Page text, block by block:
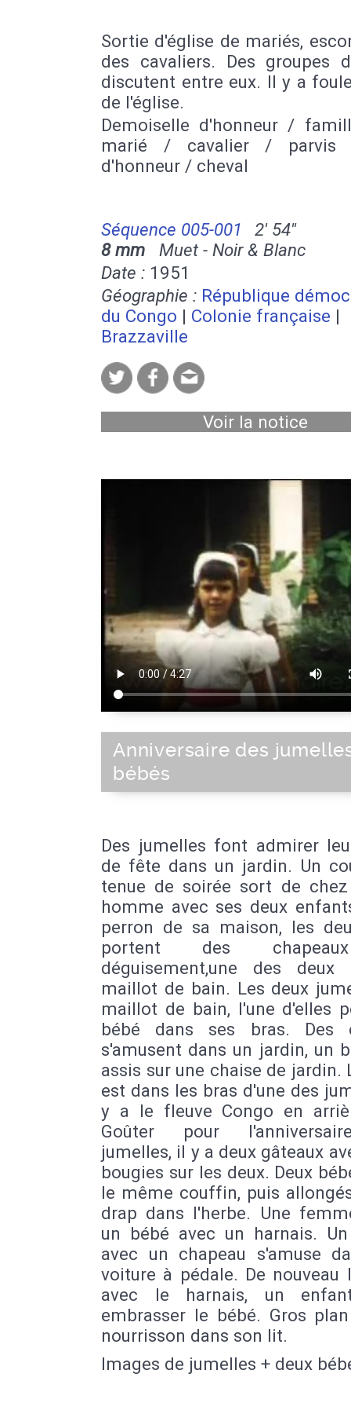
Sortie d'église de mariés,
des cavaliers. Des groupes
discutent entre eux. Il y a
de l'église.
Demoiselle d'honneur /
marié / cavalier / parvis
d'honneur / cheval
Séquence 005-001
2' 54''
8 mm Muet - Noir & Blanc
Date : 1951
Géographie : République
du Congo | Colonie française |
Brazzaville
Voir la notice
Anniversaire des
bébés
Des jumelles font admirer
de fête dans un jardin. Un
tenue de soirée sort de
homme avec ses deux
perron de sa maison, les
portent des
déguisement,une des
maillot de bain. Les deux
maillot de bain, l'une d'elles
bébé dans ses bras. Des
s'amusent dans un jardin, un
assis sur une chaise de jardin.
est dans les bras d'une des
y a le fleuve Congo en
Goûter pour
jumelles, il y a deux gâteaux
bougies sur les deux. Deux
le même couffin, puis
drap dans l'herbe. Une
un bébé avec un harnais.
avec un chapeau s'amuse
voiture à pédale. De nouveau
avec le harnais, un
embrasser le bébé. Gros
nourrisson dans son lit.
Images de jumelles + deux